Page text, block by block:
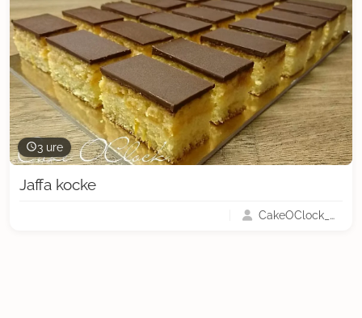
3 ure
Jaffa kocke
CakeOClock_Urška